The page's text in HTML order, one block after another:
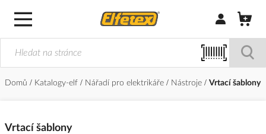
Přihlásit/
Domů Katalogy-elf Nářadí pro elektrikáře Nástroje Vrtací šablony
Vrtací šablony